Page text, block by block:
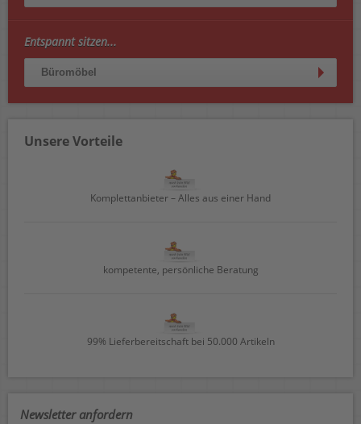
Entspannt sitzen...
Büromöbel
Unsere Vorteile
Komplettanbieter – Alles aus einer Hand
kompetente, persönliche Beratung
99% Lieferbereitschaft bei 50.000 Artikeln
Newsletter anfordern